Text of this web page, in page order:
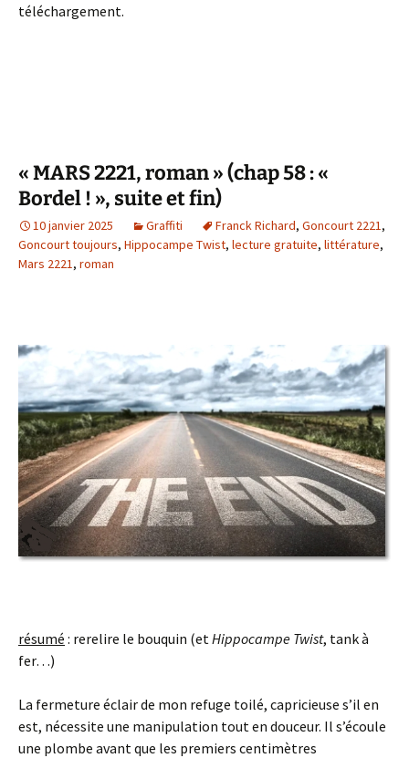
téléchargement.
« MARS 2221, roman » (chap 58 : «
Bordel ! », suite et fin)
10 janvier 2025 Graffiti Franck Richard, Goncourt 2221,
Goncourt toujours, Hippocampe Twist, lecture gratuite, littérature,
Mars 2221, roman
résumé : rerelire le bouquin (et Hippocampe Twist, tank à
fer…)
La fermeture éclair de mon refuge toilé, capricieuse s’il en
est, nécessite une manipulation tout en douceur. Il s’écoule
une plombe avant que les premiers centimètres